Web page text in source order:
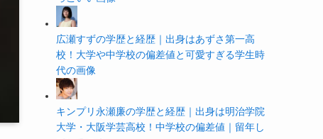
広瀬すずの学歴と経歴｜出身はあずさ第一高
校！大学や中学校の偏差値と可愛すぎる学生時
代の画像
キンプリ永瀬廉の学歴と経歴｜出身は明治学院
大学・大阪学芸高校！中学校の偏差値｜留年し